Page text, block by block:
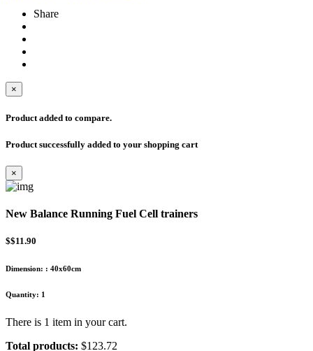
Share
×
Product added to compare.
Product successfully added to your shopping cart
×
New Balance Running Fuel Cell trainers
$$11.90
Dimension: : 40x60cm
Quantity: 1
There is 1 item in your cart.
Total products: $123.72